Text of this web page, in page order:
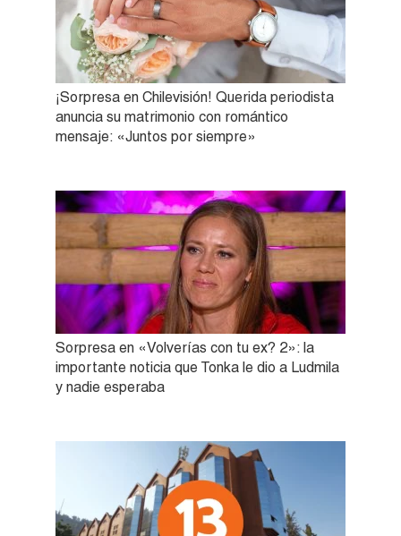
¡Sorpresa en Chilevisión! Querida periodista
anuncia su matrimonio con romántico
mensaje: «Juntos por siempre»
Sorpresa en «Volverías con tu ex? 2»: la
importante noticia que Tonka le dio a Ludmila
y nadie esperaba